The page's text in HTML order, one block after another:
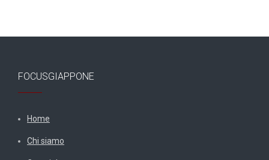
FOCUSGIAPPONE
Home
Chi siamo